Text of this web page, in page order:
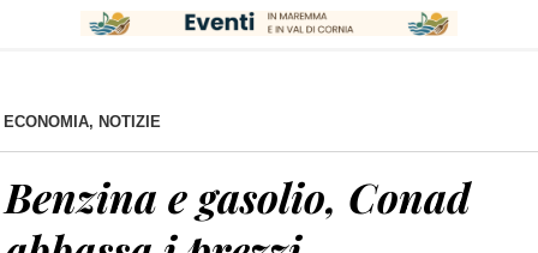
ECONOMIA, NOTIZIE
Benzina e gasolio, Conad